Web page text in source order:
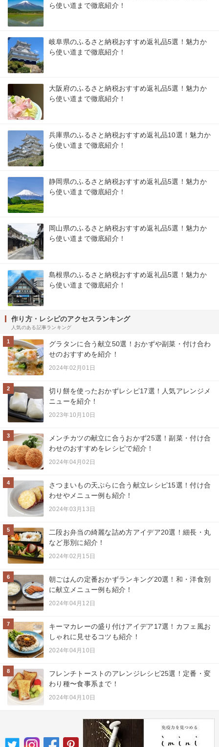
ら使い道まで徹底紹介！
岐阜県のふるさと納税おすすめ返礼品5選！魅力か
ら使い道まで徹底紹介！
大阪府のふるさと納税おすすめ返礼品5選！魅力か
ら使い道まで徹底紹介！
兵庫県のふるさと納税おすすめ返礼品10選！魅力か
ら使い道まで徹底紹介！
静岡県のふるさと納税おすすめ返礼品5選！魅力か
ら使い道まで徹底紹介！
岡山県のふるさと納税おすすめ返礼品5選！魅力か
ら使い道まで徹底紹介！
島根県のふるさと納税おすすめ返礼品5選！魅力か
ら使い道まで徹底紹介！
作り方・レシピのアクセスランキング
人気のある記事ランキング
1
グラタンに合う献立50選！おかずや副菜・付け合わ
せのおすすめを紹介！
2024年02月01日
2
切り餅を使ったおかずレシピ17選！人気アレンジメ
ニューを紹介！
2023年10月10日
3
メンチカツの献立に合うおかず25選！副菜・付け合
わせのおすすめをレシピで紹介！
2024年04月02日
4
さつまいもの天ぷらに合う献立レシピ15選！付け合
わせやメニュー例も紹介！
2024年03月13日
5
二段お弁当の綺麗な詰め方アイデア20選！細長・丸
など形別に紹介！
2024年02月15日
6
朝ごはんの定番おかずランキング20選！和・洋食別
に献立メニュー例も紹介！
2024年04月12日
7
キーマカレーの盛り付けアイデア17選！カフェ風お
しゃれに見せるコツも紹介！
2024年04月10日
8
フレンチトーストのアレンジレシピ25選！定番・変
わり種〜食事系まで！
2024年04月10日